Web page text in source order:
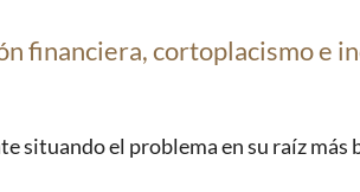
financiera, cortoplacismo e
situando el problema en su raíz más